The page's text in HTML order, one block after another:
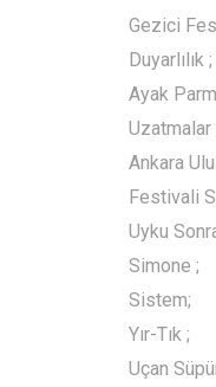
Gezici
Duyarlılık ;
Ayak
Uzatmalar
Ankara
Festivali
Uyku
Simone ;
Sistem;
Yır-Tık ;
Uçan